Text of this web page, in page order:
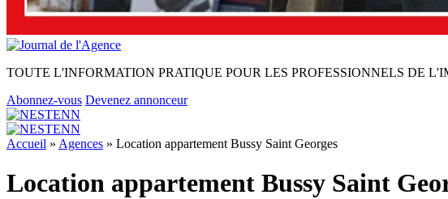
TOUTE L'INFORMATION PRATIQUE POUR LES PROFESSIONNELS DE
Abonnez-vous Devenez annonceur
Accueil » Agences » Location appartement Bussy Saint Georges
Location appartement Bussy Saint